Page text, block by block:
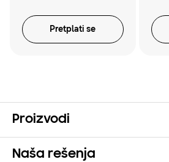
Pretplati se
Proizvodi
Naša rešenja